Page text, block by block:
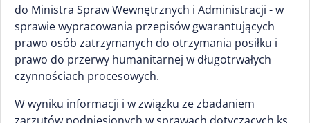
do Ministra Spraw Wewnętrznych i Administracji - w
sprawie wypracowania przepisów gwarantujących
prawo osób zatrzymanych do otrzymania posiłku i
prawo do przerwy humanitarnej w długotrwałych
czynnościach procesowych.
W wyniku informacji i w związku ze zbadaniem